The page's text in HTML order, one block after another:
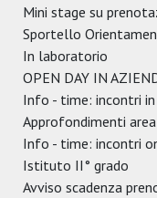
Mini stage su
Sportello
In laboratorio
OPEN DAY IN
Info - time: incontri
Approfondimenti
Info - time: incontri
Istituto II° grado
Avviso scadenza